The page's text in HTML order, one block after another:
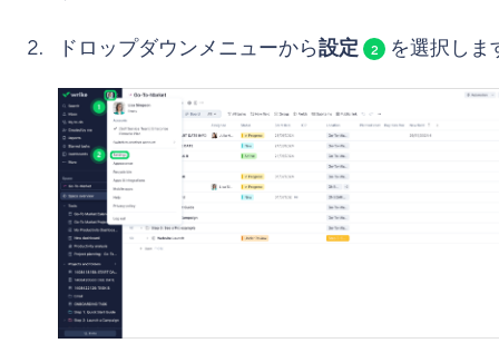
ドロップダウンメニューから設定 2 を選択しま